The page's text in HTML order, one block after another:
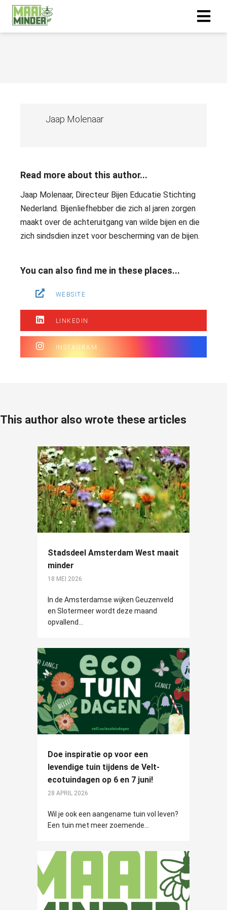
Jaap Molenaar
Read more about this author...
Jaap Molenaar, Directeur Bijen Educatie Stichting
Nederland. Bijenliefhebber die zich al jaren zorgen
maakt over de achteruitgang van wilde bijen en die
zich sindsdien inzet voor bescherming van de bijen.
You can also find me in these places...
WEBSITE
LINKEDIN
INSTAGRAM
This author also wrote these articles
Stadsdeel Amsterdam West maait
minder
18 MEI 2026
In de Amsterdamse wijken Geuzenveld
en Slotermeer wordt deze maand
opvallend...
Doe inspiratie op voor een
levendige tuin tijdens de Velt-
ecotuindagen op 6 en 7 juni!
28 APRIL 2026
Wil je ook een aangename tuin vol leven?
Een tuin met meer zoemende...